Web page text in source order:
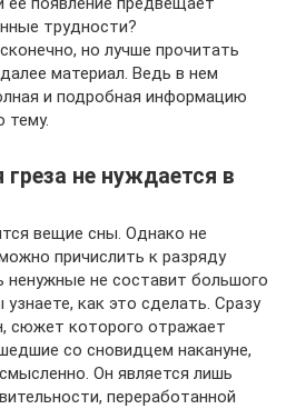
трудности?
но лучше прочитать
материал. Ведь в нем
и подробная информацию
тему.
греза не нуждается в
вещие сны. Однако не
причислить к разряду
ненужные не составит большого
как это сделать. Сразу
сюжет которого отражает
со сновидцем накануне,
Он является лишь
переработанной